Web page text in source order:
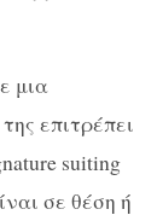
μια
επιτρέπει
suiting
σε θέση ή